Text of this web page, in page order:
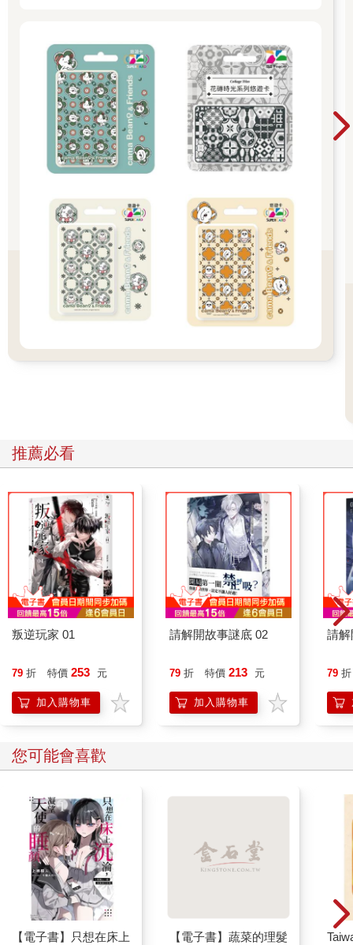
推薦必看
叛逆玩家 01
79 折 特價 253 元
加入購物車
請解開故事謎底 02
79 折 特價 213 元
加入購物車
請解
79 折
您可能會喜歡
【電子書】只想在床上
【電子書】蔬菜的理髮